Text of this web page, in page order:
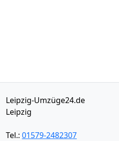
Leipzig-Umzüge24.de
Leipzig
Tel.: 01579-2482307